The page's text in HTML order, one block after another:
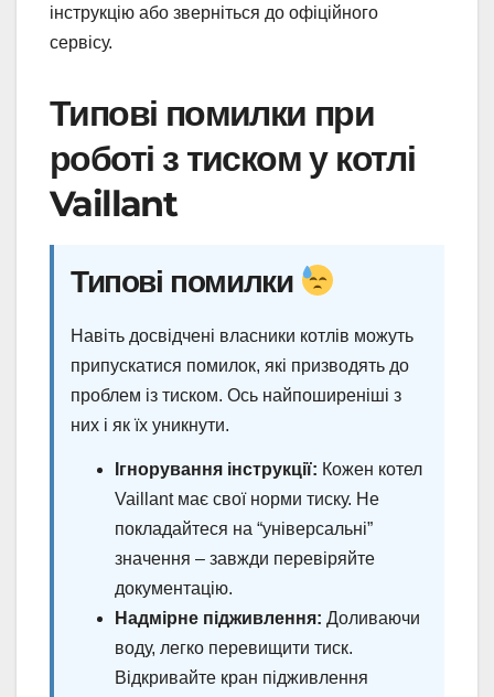
інструкцію або зверніться до офіційного
сервісу.
Типові помилки при
роботі з тиском у котлі
Vaillant
Типові помилки
Навіть досвідчені власники котлів можуть
припускатися помилок, які призводять до
проблем із тиском. Ось найпоширеніші з
них і як їх уникнути.
Ігнорування інструкції: Кожен котел
Vaillant має свої норми тиску. Не
покладайтеся на “універсальні”
значення – завжди перевіряйте
документацію.
Надмірне підживлення: Доливаючи
воду, легко перевищити тиск.
Відкривайте кран підживлення